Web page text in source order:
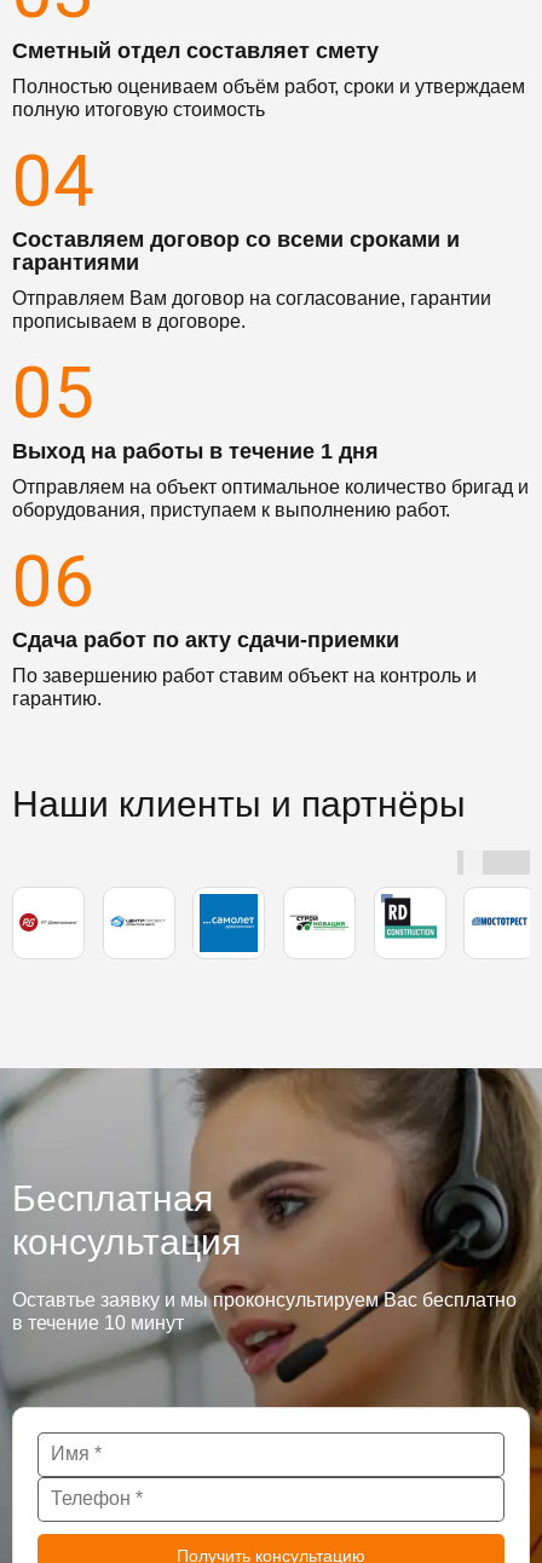
Сметный отдел составляет смету
Полностью оцениваем объём работ, сроки и утверждаем
полную итоговую стоимость
04
Составляем договор со всеми сроками и
гарантиями
Отправляем Вам договор на согласование, гарантии
прописываем в договоре.
05
Выход на работы в течение 1 дня
Отправляем на объект оптимальное количество бригад и
оборудования, приступаем к выполнению работ.
06
Сдача работ по акту сдачи-приемки
По завершению работ ставим объект на контроль и
гарантию.
Наши клиенты и партнёры
Бесплатная
консультация
Оставтье заявку и мы проконсультируем Вас бесплатно
в течение 10 минут